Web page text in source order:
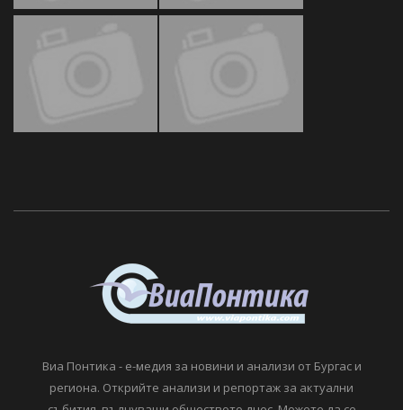
Виа Понтика - е-медия за новини и анализи от Бургас и
региона. Открийте анализи и репортаж за актуални